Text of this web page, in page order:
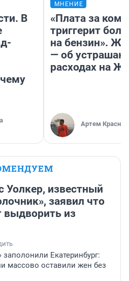
В
МНЕНИЕ
«Плата за
триггерит
на бензин».
— об
расходах на
Артем Краснов
известный
заявил что
выдворить из
Екатеринбург:
массово оставили жен без